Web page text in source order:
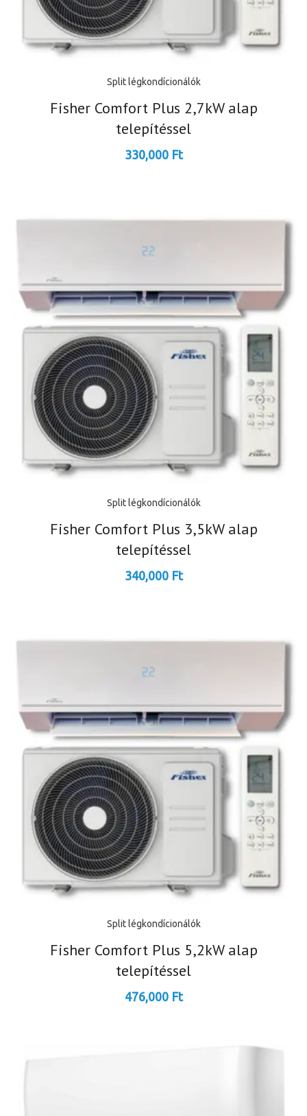
Split légkondícionálók
Fisher Comfort Plus 2,7kW alap
telepítéssel
330,000 Ft
Split légkondícionálók
Fisher Comfort Plus 3,5kW alap
telepítéssel
340,000 Ft
Split légkondícionálók
Fisher Comfort Plus 5,2kW alap
telepítéssel
476,000 Ft